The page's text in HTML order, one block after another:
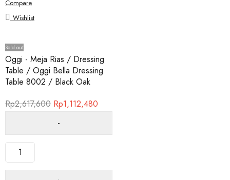
Compare
Wishlist
Sold out
Oggi - Meja Rias / Dressing
Table / Oggi Bella Dressing
Table 8002 / Black Oak
Rp2,617,600 Rp1,112,480